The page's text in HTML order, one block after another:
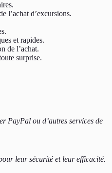
l’achat d’excursions.
et rapides.
de l’achat.
surprise.
PayPal ou d’autres services de
leur sécurité et leur efficacité.